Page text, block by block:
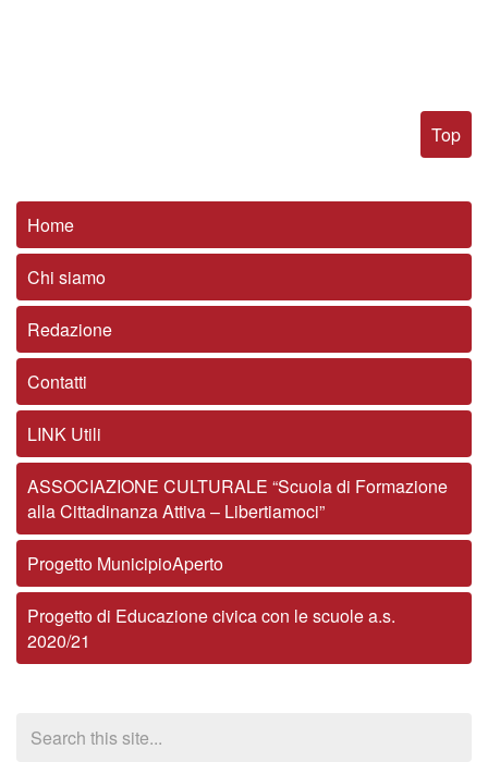
Top
Home
Chi siamo
Redazione
Contatti
LINK Utili
ASSOCIAZIONE CULTURALE “Scuola di Formazione
alla Cittadinanza Attiva – Libertiamoci”
Progetto MunicipioAperto
Progetto di Educazione civica con le scuole a.s.
2020/21